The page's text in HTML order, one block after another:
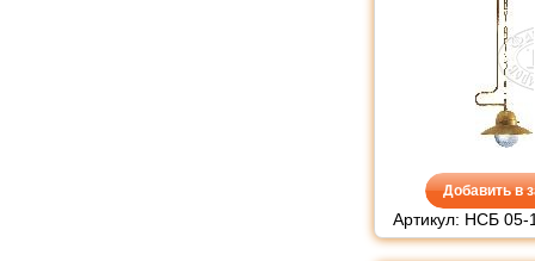
Добавить в
Артикул: НСБ 05-